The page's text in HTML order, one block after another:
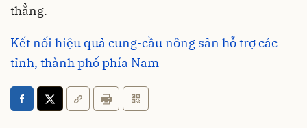
thẳng.
Kết nối hiệu quả cung-cầu nông sản hỗ trợ các
tỉnh, thành phố phía Nam